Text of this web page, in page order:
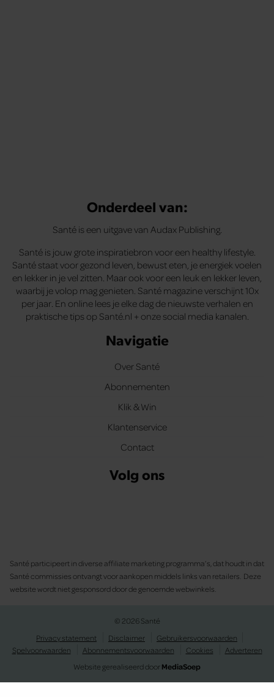
Onderdeel van:
Santé is een uitgave van Audax Publishing.
Santé is jouw grote inspiratiebron voor een healthy lifestyle.
Santé staat voor gezond leven, bewust eten, je energiek voelen
en lekker in je vel zitten. Maar ook voor een leuk en lekker leven,
waarbij je volop mag genieten. Santé magazine verschijnt 10x
per jaar. En online lees je elke dag de nieuwste verhalen en
praktische tips op Santé.nl + onze social media kanalen.
Navigatie
Over Santé
Abonnementen
Klik & Win
Klantenservice
Contact
Volg ons
Santé participeert in diverse affiliate marketing programma’s, dat houdt in dat
Santé commissies ontvangt voor aankopen middels links van retailers. Deze
website wordt niet gesponsord door de genoemde webwinkels.
© 2026 Santé
Privacy statement
Disclaimer
Gebruikersvoorwaarden
Spelvoorwaarden
Abonnementsvoorwaarden Cookies
Adverteren
Website gerealiseerd doorMediaSoep